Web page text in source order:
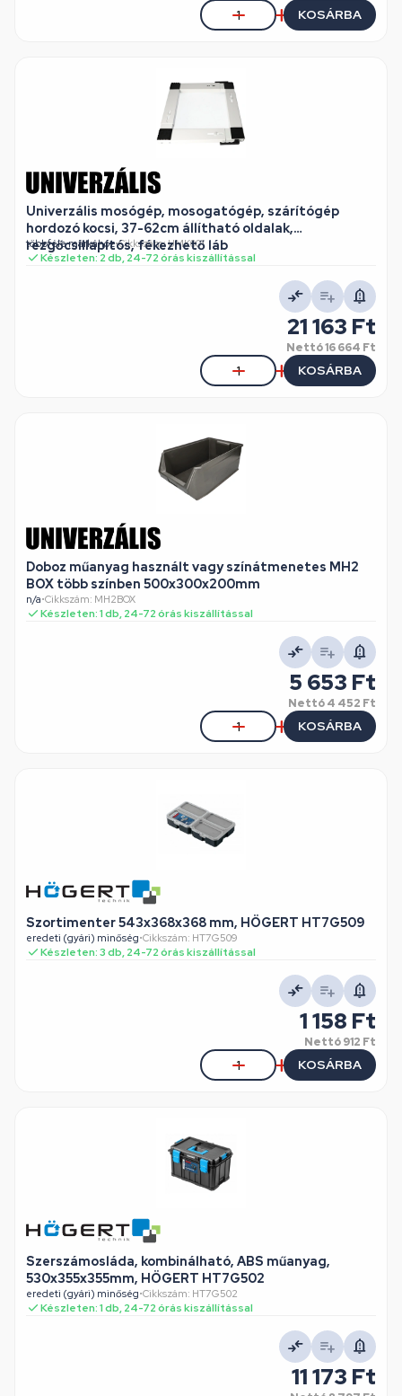
KOSÁRBA
Univerzális mosógép, mosogatógép, szárítógép
hordozó kocsi, 37-62cm állítható oldalak,
rezgőcsillapítós, fékezhető láb
többféle márkához•Cikkszám: UMK001
Készleten: 2 db, 24-72 órás kiszállítással
21 163 Ft
Nettó16 664 Ft
KOSÁRBA
Doboz műanyag használt vagy színátmenetes MH2
BOX több színben 500x300x200mm
n/a•Cikkszám: MH2BOX
Készleten: 1 db, 24-72 órás kiszállítással
5 653 Ft
Nettó4 452 Ft
KOSÁRBA
Szortimenter 543x368x368 mm, HÖGERT HT7G509
eredeti (gyári) minőség•Cikkszám: HT7G509
Készleten: 3 db, 24-72 órás kiszállítással
1 158 Ft
Nettó912 Ft
KOSÁRBA
Szerszámosláda, kombinálható, ABS műanyag,
530x355x355mm, HÖGERT HT7G502
eredeti (gyári) minőség•Cikkszám: HT7G502
Készleten: 1 db, 24-72 órás kiszállítással
11 173 Ft